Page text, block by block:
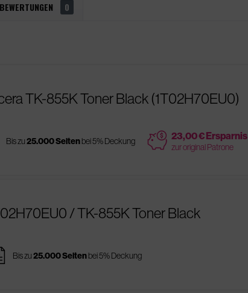
BEWERTUNGEN 0
TK-855K Toner Black (1T02H70EU0)
Bis zu25.000 Seitenbei 5% Deckung price 23,00 € Ersparnis
zur original Patrone
/ TK-855K Toner Black
Bis zu25.000 Seitenbei 5% Deckung